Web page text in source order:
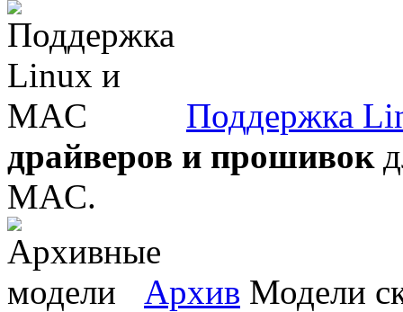
Поддержка
драйверов и прошивок
MAC.
Архив Модели